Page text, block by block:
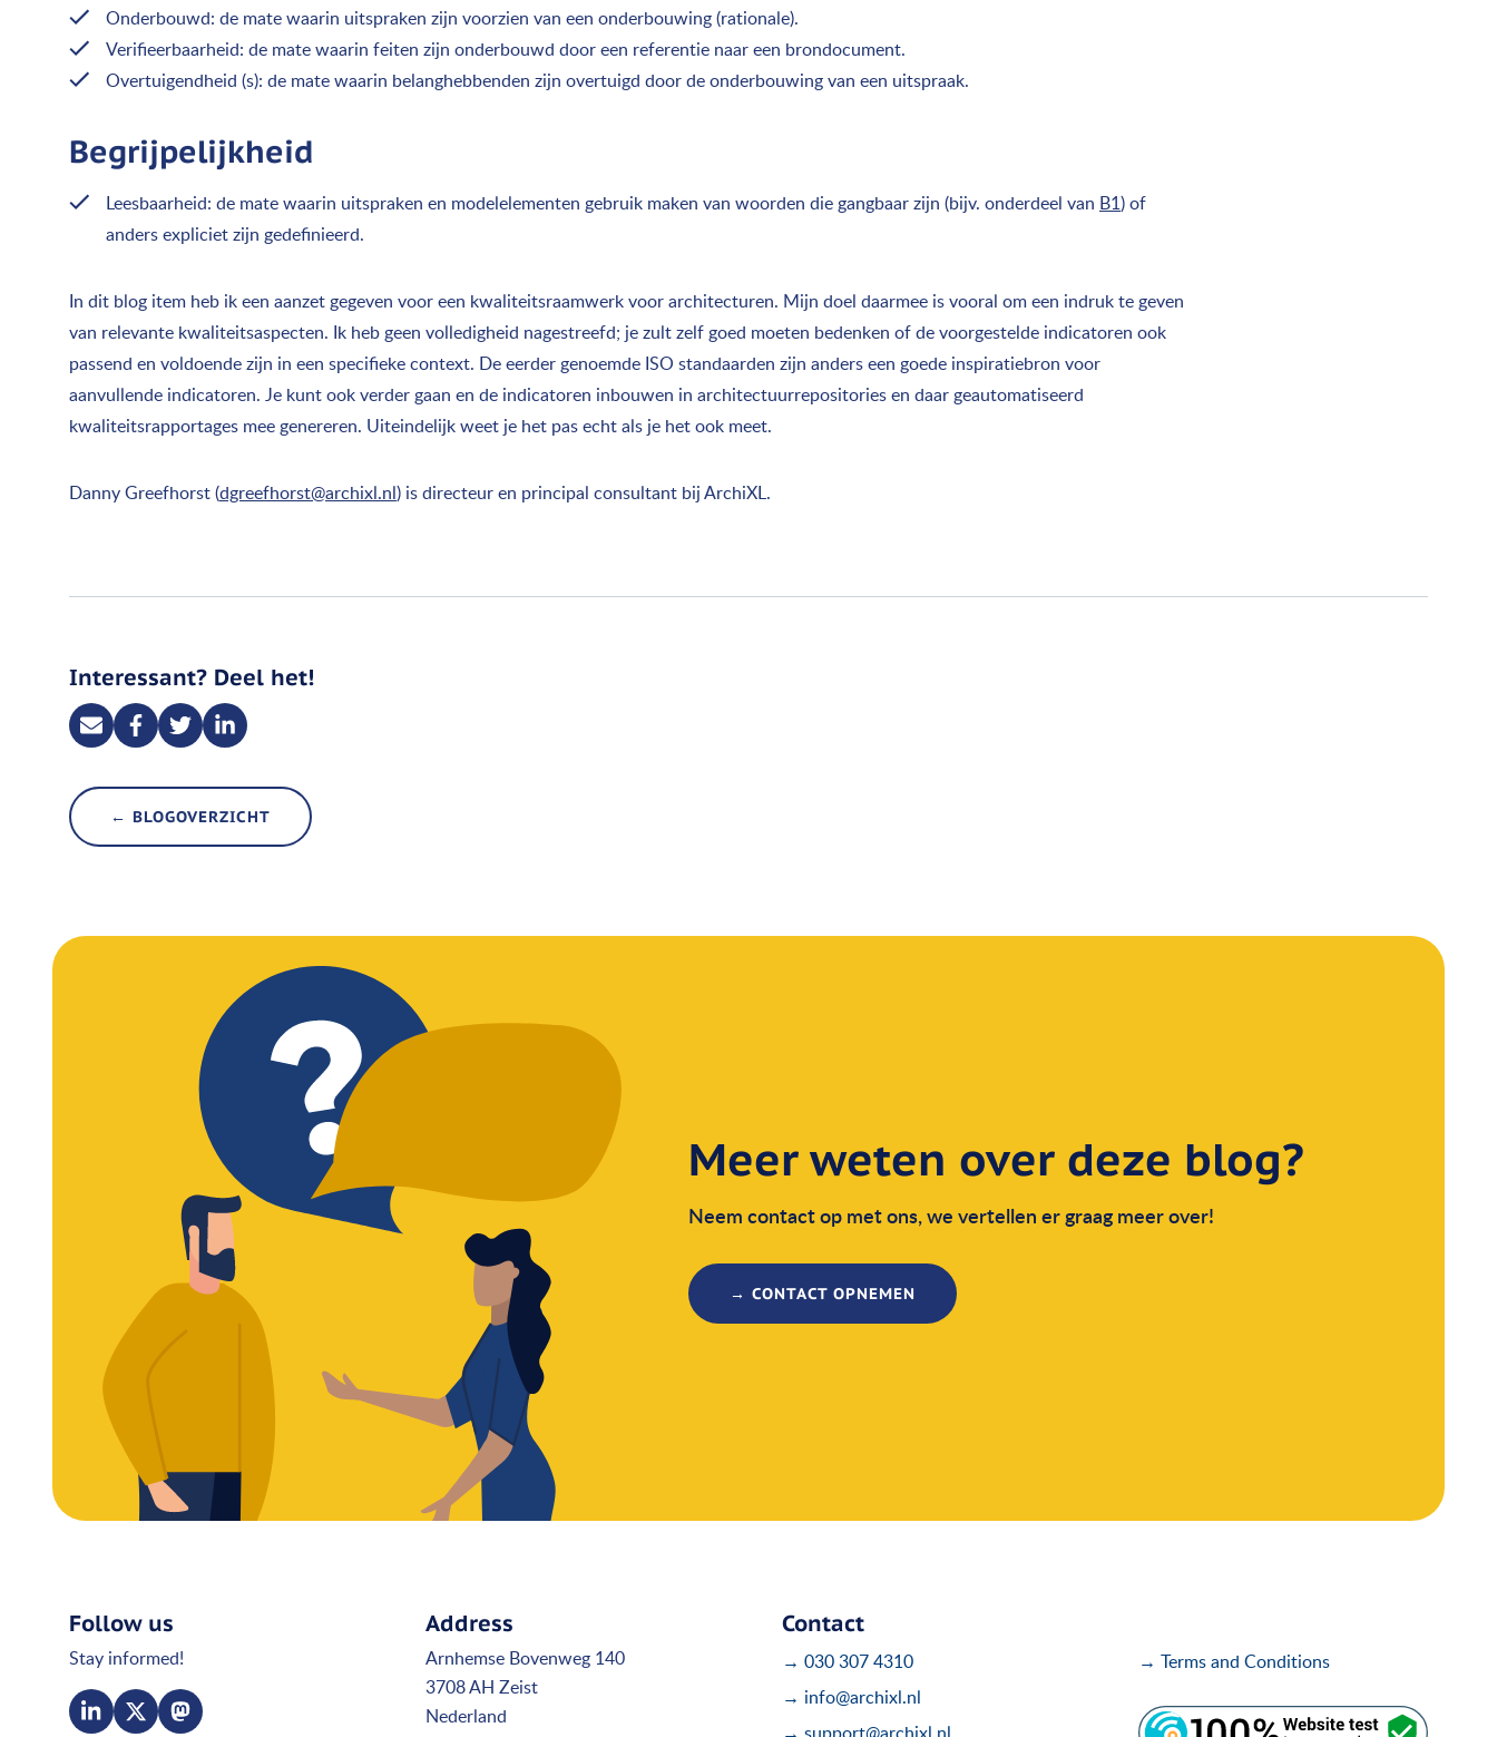
Onderbouwd: de mate waarin uitspraken zijn voorzien van een onderbouwing (rationale).
Verifieerbaarheid: de mate waarin feiten zijn onderbouwd door een referentie naar een brondocument.
Overtuigendheid (s): de mate waarin belanghebbenden zijn overtuigd door de onderbouwing van een uitspraak.
Begrijpelijkheid
Leesbaarheid: de mate waarin uitspraken en modelelementen gebruik maken van woorden die gangbaar zijn (bijv. onderdeel van B1) of
anders expliciet zijn gedefinieerd.
In dit blog item heb ik een aanzet gegeven voor een kwaliteitsraamwerk voor architecturen. Mijn doel daarmee is vooral om een indruk te geven
van relevante kwaliteitsaspecten. Ik heb geen volledigheid nagestreefd; je zult zelf goed moeten bedenken of de voorgestelde indicatoren ook
passend en voldoende zijn in een specifieke context. De eerder genoemde ISO standaarden zijn anders een goede inspiratiebron voor
aanvullende indicatoren. Je kunt ook verder gaan en de indicatoren inbouwen in architectuurrepositories en daar geautomatiseerd
kwaliteitsrapportages mee genereren. Uiteindelijk weet je het pas echt als je het ook meet.
Danny Greefhorst (dgreefhorst@archixl.nl) is directeur en principal consultant bij ArchiXL.
Interessant? Deel het!
← BLOGOVERZICHT
Meer weten over deze blog?
Neem contact op met ons, we vertellen er graag meer over!
→ CONTACT OPNEMEN
Follow us
Stay informed!
Address
Arnhemse Bovenweg 140
3708 AH Zeist
Nederland
Contact
→ 030 307 4310
→ info@archixl.nl
→ Terms and Conditions